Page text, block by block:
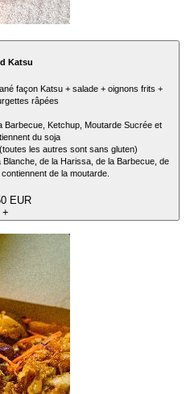
Katsu
façon Katsu + salade + oignons frits +
râpées
Ketchup, Moutarde Sucrée et
du soja
les autres sont sans gluten)
de la Harissa, de la Barbecue, de
de la moutarde.
EUR
+